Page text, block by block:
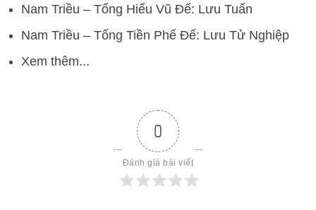
Nam Triều – Tống Hiếu Vũ Đế: Lưu Tuấn
Nam Triều – Tống Tiền Phế Đế: Lưu Tử Nghiệp
Xem thêm...
0
Đánh giá bài viết